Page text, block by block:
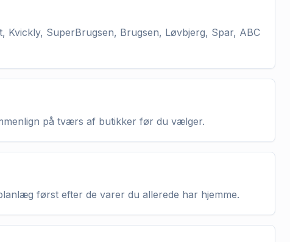
Kvickly, SuperBrugsen, Brugsen, Løvbjerg, Spar, ABC
på tværs af butikker før du vælger.
først efter de varer du allerede har hjemme.